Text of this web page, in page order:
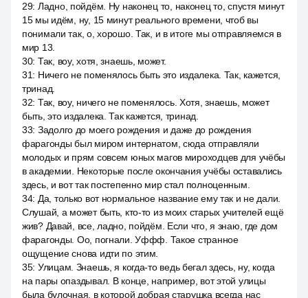
29: Ладно, пойдём. Ну наконец то, наконец то, спустя минут
15 мы идём, ну, 15 минут реального времени, чтоб вы
понимали так, о, хорошо. Так, и в итоге мы отправляемся в
мир 13.
30: Так, воу, хотя, знаешь, может.
31: Ничего не поменялось быть это издалека. Так, кажется,
тринад.
32: Так, воу, ничего не поменялось. Хотя, знаешь, может
быть, это издалека. Так кажется, тринад.
33: Задолго до моего рождения и даже до рождения
фарагонды был миром интернатом, сюда отправляли
молодых и прям совсем юных магов мироходцев для учёбы
в академии. Некоторые после окончания учёбы оставались
здесь, и вот так постепенно мир стал полноценным.
34: Да, только вот нормальное название ему так и не дали.
Слушай, а может быть, кто-то из моих старых учителей ещё
жив? Давай, все, ладно, пойдём. Если что, я знаю, где дом
фарагонды. Оо, погнали. Уффф. Такое странное
ощущение снова идти по этим.
35: Улицам. Знаешь, я когда-то ведь бегал здесь, ну, когда
на пары опаздывал. В конце, например, вот этой улицы
была булочная, в которой добрая старушка всегда нас